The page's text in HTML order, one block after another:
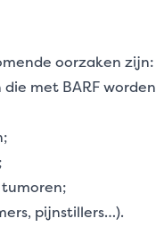
oorzaken zijn:
met BARF worden
pijnstillers…).